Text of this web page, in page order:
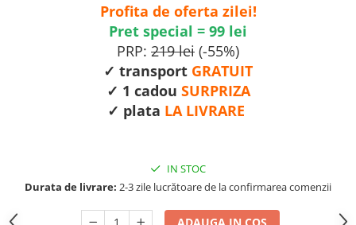
Profita de oferta zilei!
Pret special = 99 lei
PRP: 219 lei (-55%)
✓ transport GRATUIT
✓ 1 cadou SURPRIZA
✓ plata LA LIVRARE
IN STOC
Durata de livrare: 2-3 zile lucrătoare de la confirmarea comenzii